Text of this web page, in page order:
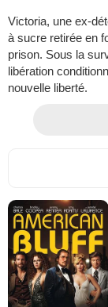
Victoria, une ex-
à sucre retirée en
prison. Sous la
libération
nouvelle liberté.